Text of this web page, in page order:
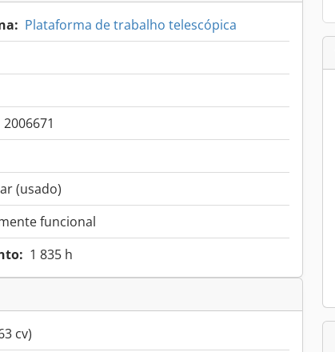
Plataforma de trabalho telescópica
2006671
(usado)
funcional
1 835 h
cv)